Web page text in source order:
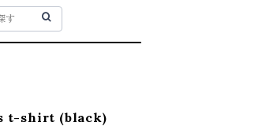
s t-shirt (black)